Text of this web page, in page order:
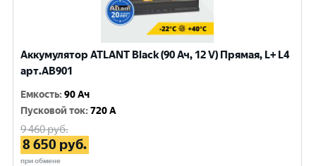
Аккумулятор ATLANT Black (90 Ач, 12 V) Прямая, L+ L4
арт.AB901
Емкость:90 Ач
Пусковой ток:720 A
9 460руб.
8 650 руб.
при обмене